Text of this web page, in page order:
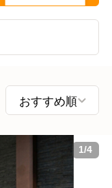
1/4